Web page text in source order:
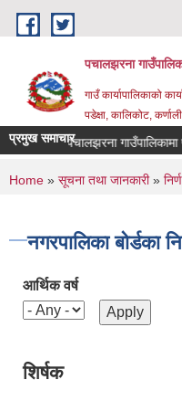
Skip to main content
पचालझरना
गाउँ कार्यापालिकाको
पडेक्षा, कालिकोट,
प्रमुख समाचारपचालझरना गाउँपालिकामा
You are here
Home » सूचना तथा जानकारी»
नगरपालिका बोर्डका
आर्थिक वर्ष
शिर्षक